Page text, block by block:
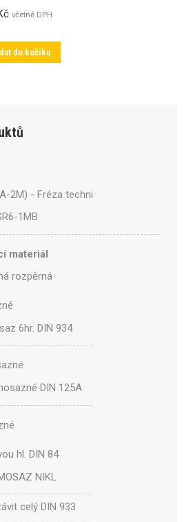
včetně DPH
do košíku
2M) - Fréza technická SA-2M válcová
1MB
materiál
rozpěrná
6hr. DIN 934
DIN 125A
hl. DIN 84
NIKL
celý DIN 933